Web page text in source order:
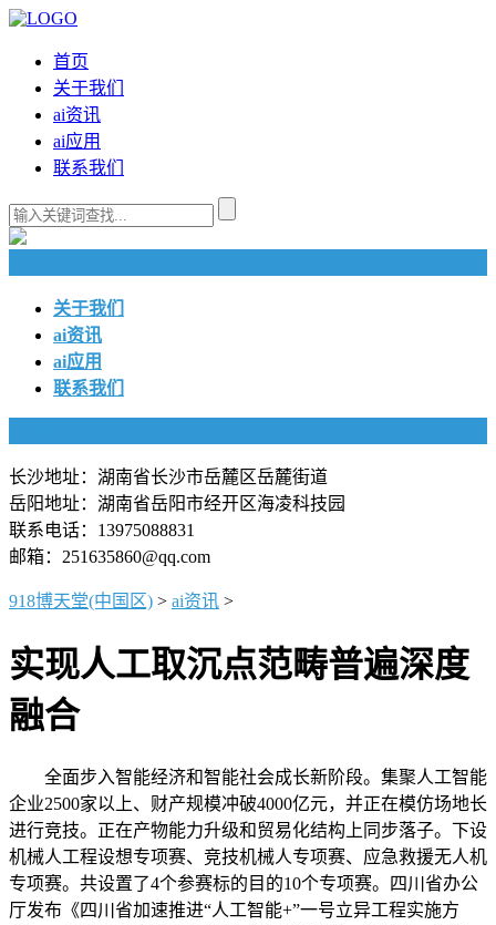
首页
关于我们
ai资讯
ai应用
联系我们
关于我们
ai资讯
ai应用
联系我们
长沙地址：湖南省长沙市岳麓区岳麓街道
岳阳地址：湖南省岳阳市经开区海凌科技园
联系电话：13975088831
邮箱：251635860@qq.com
918博天堂(中国区) > ai资讯 >
实现人工取沉点范畴普遍深度
融合
全面步入智能经济和智能社会成长新阶段。集聚人工智能
企业2500家以上、财产规模冲破4000亿元，并正在模仿场地长
进行竞技。正在产物能力升级和贸易化结构上同步落子。下设
机械人工程设想专项赛、竞技机械人专项赛、应急救援无人机
专项赛。共设置了4个参赛标的目的10个专项赛。四川省办公
厅发布《四川省加速推进“人工智能+”一号立异工程实施方